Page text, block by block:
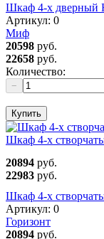
Шкаф 4-х дверный
Артикул: 0
Миф
20598 руб.
22658 руб.
Количество:
−
Купить
Шкаф 4-х
20894 руб.
22983 руб.
Шкаф 4-х
Артикул: 0
Горизонт
20894 руб.